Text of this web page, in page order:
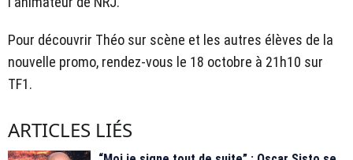
Pour découvrir Théo sur scène et les autres élèves de la
nouvelle promo, rendez-vous le 18 octobre à 21h10 sur
TF1.
ARTICLES LIÉS